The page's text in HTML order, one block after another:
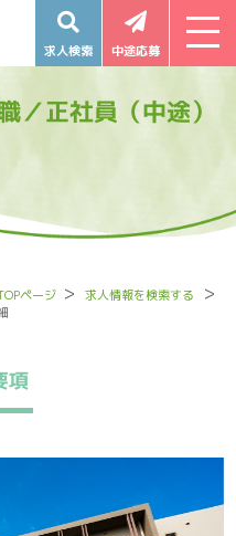
求人検索 中途応募
／正社員（中途）
ページ
求人情報を検索する
項